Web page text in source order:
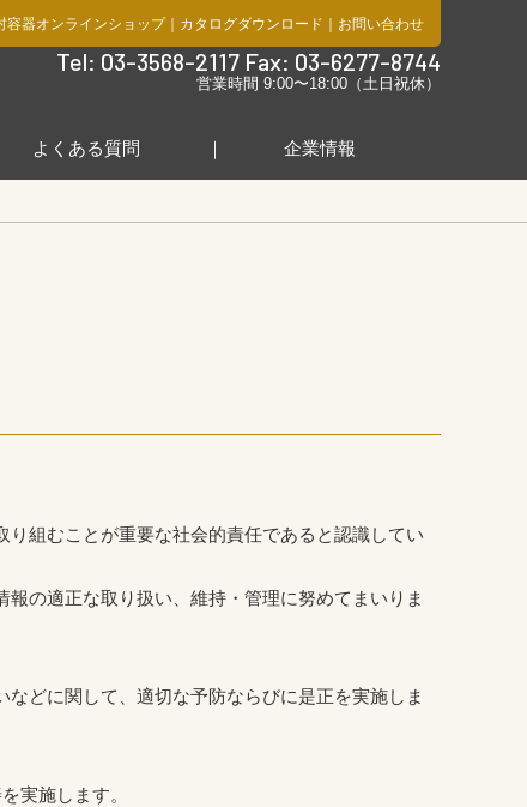
容器オンラインショップ｜ カタログダウンロード ｜ お問い合わせ
Tel: 03-3568-2117 Fax: 03-6277-8744
営業時間 9:00〜18:00（土日祝休）
よくある質問 企業情報
組むことが重要な社会的責任であると認識してい
の適正な取り扱い、維持・管理に努めてまいりま
どに関して、適切な予防ならびに是正を実施しま
実施します。